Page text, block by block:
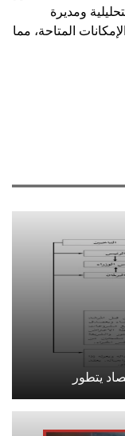
ومديرة
المتاحة، مما
يتطور